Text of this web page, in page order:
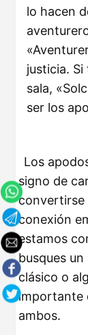
lo hacen
justicia. Si
sala,
ser los
Los
signo de
convertirse
conexión
estamos
busques
clásico o
importante
ambos.